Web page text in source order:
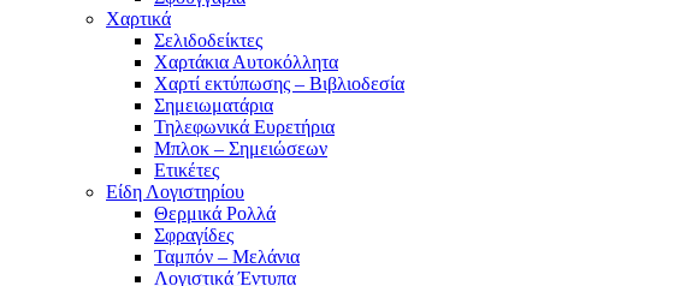
Χαρτικά
Σελιδοδείκτες
Χαρτάκια Αυτοκόλλητα
Χαρτί εκτύπωσης – Βιβλιοδεσία
Σημειωματάρια
Τηλεφωνικά Ευρετήρια
Μπλοκ – Σημειώσεων
Ετικέτες
Είδη Λογιστηρίου
Θερμικά Ρολλά
Σφραγίδες
Ταμπόν – Μελάνια
Λογιστικά Έντυπα